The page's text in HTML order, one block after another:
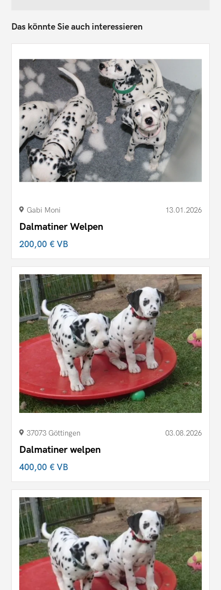
Das könnte Sie auch interessieren
Gabi Moni 13.01.2026
Dalmatiner Welpen
200,00 €VB
37073 Göttingen 03.08.2026
Dalmatiner welpen
400,00 €VB